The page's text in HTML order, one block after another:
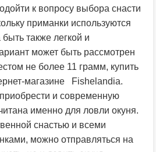
к вопросу выбора снасти
приманки используются
также легкой и
может быть рассмотрен
не более 11 грамм, купить
магазине Fishelandia.
и современную
именно для ловли окуня.
снастью и всеми
можно отправляться на